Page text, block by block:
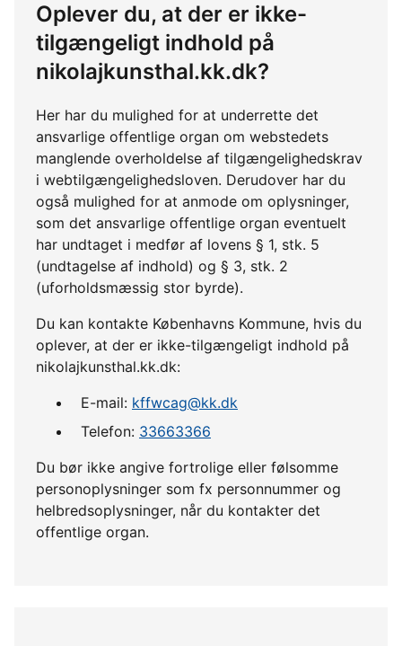
Oplever du, at der er ikke-
tilgængeligt indhold på
nikolajkunsthal.kk.dk?
Her har du mulighed for at underrette det
ansvarlige offentlige organ om webstedets
manglende overholdelse af tilgængelighedskrav
i webtilgængelighedsloven. Derudover har du
også mulighed for at anmode om oplysninger,
som det ansvarlige offentlige organ eventuelt
har undtaget i medfør af lovens § 1, stk. 5
(undtagelse af indhold) og § 3, stk. 2
(uforholdsmæssig stor byrde).
Du kan kontakte Københavns Kommune, hvis du
oplever, at der er ikke-tilgængeligt indhold på
nikolajkunsthal.kk.dk:
E-mail: kffwcag@kk.dk
Telefon: 33663366
Du bør ikke angive fortrolige eller følsomme
personoplysninger som fx personnummer og
helbredsoplysninger, når du kontakter det
offentlige organ.